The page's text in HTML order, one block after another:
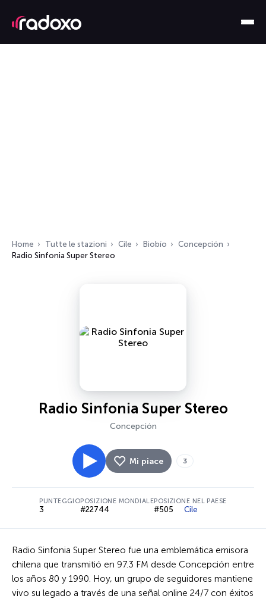
Home Tutte le stazioni Cile Biobío
Concepción
Radio Sinfonia Super Stereo
Radio Sinfonia Super Stereo
Concepción
Mi piace 3
PUNTEGGIO
3
POSIZIONE MONDIALE
#22744
POSIZIONE NEL PAESE
#505 Cile
Radio Sinfonia Super Stereo fue una emblemática emisora
chilena que transmitió en 97.3 FM desde Concepción entre
los años 80 y 1990. Hoy, un grupo de seguidores mantiene
vivo su legado a través de una señal online 24/7 con éxitos